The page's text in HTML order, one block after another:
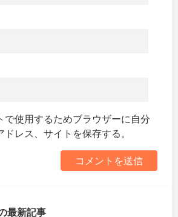
で使用するためブラウザーに自分
レス、サイトを保存する。
最新記事